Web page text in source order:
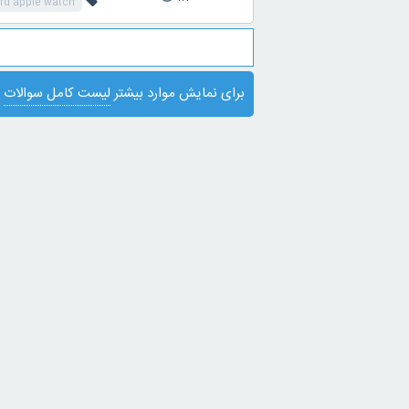
برای نمایش موارد بیشتر لیست کامل سوالات